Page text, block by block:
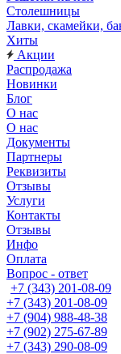
Столешницы
Лавки, скамейки,
Хиты
Акции
Распродажа
Новинки
Блог
О нас
О нас
Документы
Партнеры
Реквизиты
Отзывы
Услуги
Контакты
Отзывы
Инфо
Оплата
Вопрос - ответ
+7 (343) 201-08-09
+7 (343) 201-08-09
+7 (904) 988-48-38
+7 (902) 275-67-89
+7 (343) 290-08-09